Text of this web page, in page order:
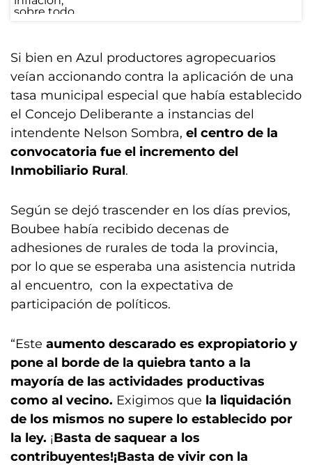
Si bien en Azul productores agropecuarios
veían accionando contra la aplicación de una
tasa municipal especial que había establecido
el Concejo Deliberante a instancias del
intendente Nelson Sombra, el centro de la
convocatoria fue el incremento del
Inmobiliario Rural.
Según se dejó trascender en los días previos,
Boubee había recibido decenas de
adhesiones de rurales de toda la provincia,
por lo que se esperaba una asistencia nutrida
al encuentro, con la expectativa de
participación de políticos.
“Este aumento descarado es expropiatorio y
pone al borde de la quiebra tanto a la
mayoría de las actividades productivas
como al vecino. Exigimos que la liquidación
de los mismos no supere lo establecido por
la ley. ¡Basta de saquear a los
contribuyentes!¡Basta de vivir con la